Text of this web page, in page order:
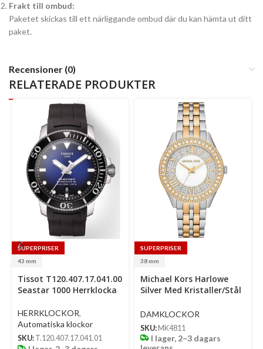
Frakt till ombud:
Paketet skickas till ett närliggande ombud där du kan hämta ut ditt
paket.
Recensioner (0)
RELATERADE PRODUKTER
SUPERPRISER
43 mm
Select
options
Tissot T120.407.17.041.00
Seastar 1000 Herrklocka
HERRKLOCKOR,
Automatiska klockor
SKU: T.120.407.17.041.01
SUPERPRISER
38 mm
Select
options
Michael Kors Harlowe
Silver Med Kristaller/Stål
DAMKLOCKOR
SKU: MK4811
I lager, 2–3 dagars